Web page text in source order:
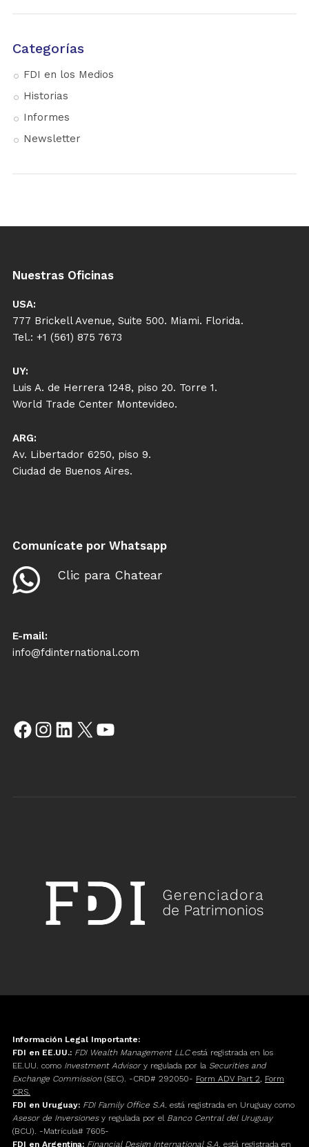
Categorías
FDI en los Medios
Historias
Informes
Newsletter
Nuestras Oficinas
USA:
777 Brickell Avenue, Suite 500. Miami. Florida.
Tel.: +1 (561) 875 7673
UY:
Luis A. de Herrera 1248, piso 20. Torre 1.
World Trade Center Montevideo.
ARG:
Av. Libertador 6250, piso 9.
Ciudad de Buenos Aires.
Comunícate por Whatsapp
Clic para Chatear
E-mail:
info@fdinternational.com
Información Legal Importante:
FDI en EE.UU.: FDI Wealth Management LLCestá registrada en los
EE.UU. como Investment Advisory regulada por la Securities and
Exchange Commission(SEC). -CRD# 292050- Form ADV Part 2
Form
CRS.
FDI en Uruguay: FDI Family Office S.A. está registrada en Uruguay como
Asesor de Inversionesy regulada por el Banco Central del Uruguay
(BCU). -Matrícula# 7605-
FDI en Argentina: Financial Design International S.A. está registrada en